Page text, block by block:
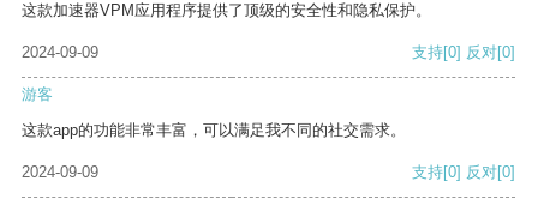
这款加速器VPM应用程序提供了顶级的安全性和隐私保护。
2024-09-09 支持[0] 反对[0]
游客
这款app的功能非常丰富，可以满足我不同的社交需求。
2024-09-09 支持[0] 反对[0]